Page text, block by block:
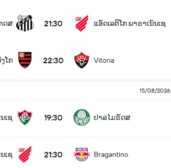
ດສ 21:30 ແອັດເລຕິໂກ ພາຣາເນັນເຊ
ໂກ 22:30 Vitoria
15/08/2026
ເຊ 19:30 ປາລໄມຣັດສ
ເຊ 21:30 Bragantino